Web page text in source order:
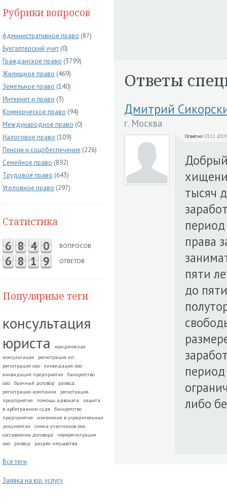
Рубрики вопросов
Административное право (87)
Бухгалтерский учет (0)
Гражданское право (3799)
Жилищное право (469)
Земельное право (140)
Интернет и право (3)
Коммерческое право (94)
Международное право (0)
Налоговое право (109)
Пенсии и соцобеспечение (226)
Семейное право (892)
Трудовое право (643)
Уголовное право (297)
Статистика
6 8 4 0 ВОПРОСОВ
6 8 1 9 ОТВЕТОВ
Популярные теги
консультация
юриста
юридическая
консультация
регистрация ип
регистрация ооо
ликвидация ооо
ликвидация предприятия
банкротство
ооо
брачный договор
развод.
регистрация компании
регистрация
предприятия
помощь адвоката
защита
в арбитражном суде
банкротство
предприятия
изменения в учредительных
документах
смена участников ооо
составление договора
перерегистрация
ооо
развод раздел имущества
Все теги
Заявка на юр. услугу
Ответы
Дмитрий
г. Москва
Ответил
тысяч
права
пяти
до
либо